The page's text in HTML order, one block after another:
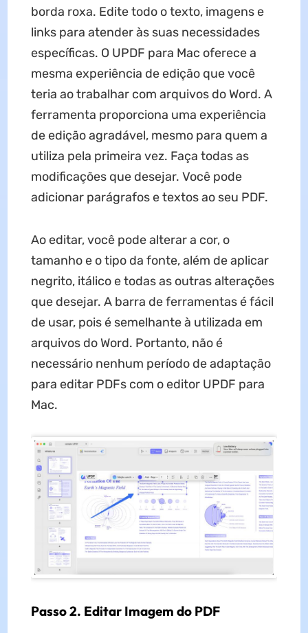
borda roxa. Edite todo o texto, imagens e
links para atender às suas necessidades
específicas. O UPDF para Mac oferece a
mesma experiência de edição que você
teria ao trabalhar com arquivos do Word. A
ferramenta proporciona uma experiência
de edição agradável, mesmo para quem a
utiliza pela primeira vez. Faça todas as
modificações que desejar. Você pode
adicionar parágrafos e textos ao seu PDF.
Ao editar, você pode alterar a cor, o
tamanho e o tipo da fonte, além de aplicar
negrito, itálico e todas as outras alterações
que desejar. A barra de ferramentas é fácil
de usar, pois é semelhante à utilizada em
arquivos do Word. Portanto, não é
necessário nenhum período de adaptação
para editar PDFs com o editor UPDF para
Mac.
Passo 2. Editar Imagem do PDF